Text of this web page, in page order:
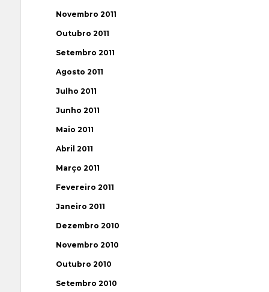
Novembro 2011
Outubro 2011
Setembro 2011
Agosto 2011
Julho 2011
Junho 2011
Maio 2011
Abril 2011
Março 2011
Fevereiro 2011
Janeiro 2011
Dezembro 2010
Novembro 2010
Outubro 2010
Setembro 2010